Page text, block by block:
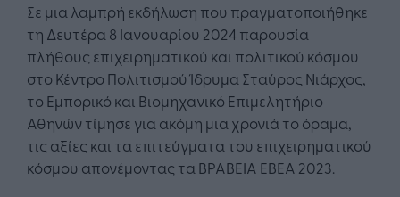
Σε μια λαμπρή εκδήλωση που πραγματοποιήθηκε
τη Δευτέρα 8 Ιανουαρίου 2024 παρουσία
πλήθους επιχειρηματικού και πολιτικού κόσμου
στο Κέντρο Πολιτισμού Ίδρυμα Σταύρος Νιάρχος,
το Εμπορικό και Βιομηχανικό Επιμελητήριο
Αθηνών τίμησε για ακόμη μια χρονιά το όραμα,
τις αξίες και τα επιτεύγματα του επιχειρηματικού
κόσμου απονέμοντας τα ΒΡΑΒΕΙΑ ΕΒΕΑ 2023.